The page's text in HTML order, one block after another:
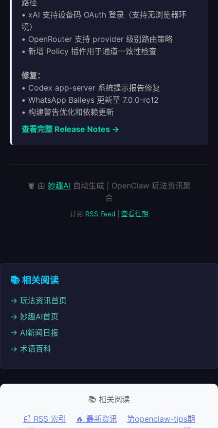
路径
• xAI 支持设备码 OAuth 登录（支持无浏览器环
境）
• OpenRouter 支持 provider 级别路由策略
• 新增 Policy 插件用于通道一致性检查
修复：
• Codex app-server 系统提示报告修复
• WhatsApp Baileys 更新至 7.0.0-rc12
• 构建警告优化和依赖更新
查看完整 Release Notes →
🦞 由 妙趣AI 自动生成 | OpenClaw 玩法资讯聚
合
订阅 RSS Feed 查看往期
📚 相关阅读
→ 玩法资讯首页
→ 妙趣AI首页
→ AI新闻日报
→ 术语百科
📚 相关阅读
📰 RSS 索引
🔥 最新资讯
第openclaw-tips期